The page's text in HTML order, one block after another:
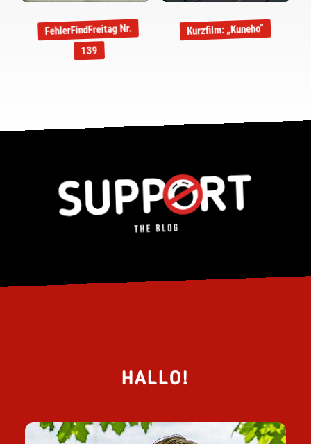
FehlerFindFreitag Nr.
139
Kurzfilm: „Kuneho“
HALLO!